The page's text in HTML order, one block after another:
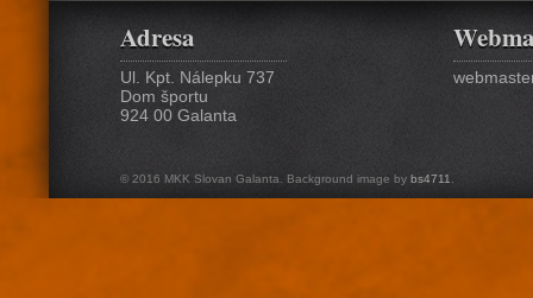
Adresa
Ul. Kpt. Nálepku 737
Dom športu
924 00 Galanta
© 2016 MKK Slovan Galanta. Background image by bs4711